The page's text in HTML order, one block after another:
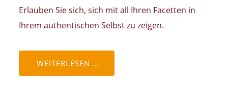
Erlauben Sie sich, sich mit all Ihren Facetten in
Ihrem authentischen Selbst zu zeigen.
WEITERLESEN …